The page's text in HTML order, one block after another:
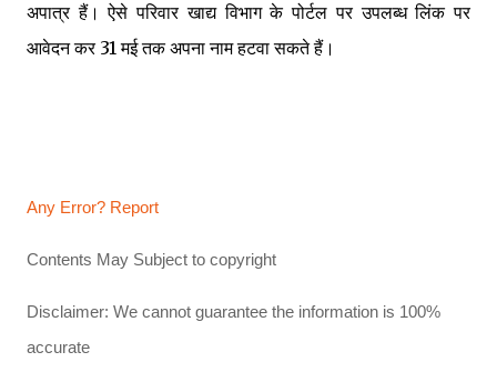
अपात्र हैं। ऐसे परिवार खाद्य विभाग के पोर्टल पर उपलब्ध लिंक पर
आवेदन कर 31 मई तक अपना नाम हटवा सकते हैं।
Any Error? Report
Contents May Subject to copyright
Disclaimer: We cannot guarantee the information is 100%
accurate